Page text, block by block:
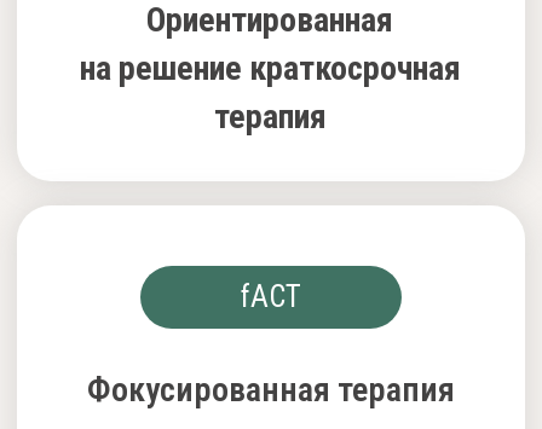
Сделать терапию очень
короткой психологически
сложно, особенно, если
проблема клиента сложна
Но быстрый ритм жизни,
а также условия приема
в некоторых организациях,
ставят свои условия